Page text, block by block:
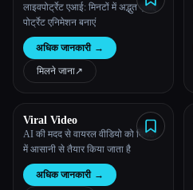
लाइवपोर्ट्रेट एआई: मिनटों में अद्भुत एआई
पोर्ट्रेट एनिमेशन बनाएं
अधिक जानकारी →
मिलने जाना↗︎
Viral Video
AI की मदद से वायरल वीडियो को मिनटों
में आसानी से तैयार किया जाता है
अधिक जानकारी →